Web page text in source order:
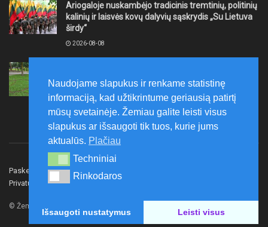
Ariogaloje nuskambėjo tradicinis tremtinių, politinių
kalinių ir laisvės kovų dalyvių sąskrydis „Su Lietuva
širdy“
2026-08-08
laikytis Kelių eismo taisyklių, tausoti aplinką
2026-08-08
Paskelbk naujieną Rašyti redakcijai
Privatumo politika
© Žemaitijos gidas.
Naudojame slapukus ir renkame statistinę
informaciją, kad užtikrintume geriausią patirtį
mūsų svetainėje. Žemiau galite leisti visus
slapukus ar išsaugoti tik tuos, kurie jums
aktualūs. Plačiau
Techniniai
Techniniai
Rinkodaros
Rinkodaros
Išsaugoti nustatymus Leisti visus